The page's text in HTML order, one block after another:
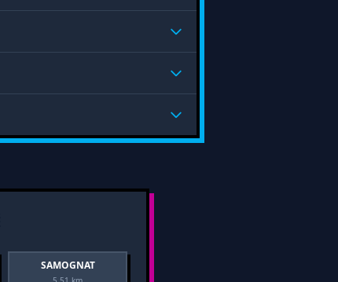
SAMOGNAT